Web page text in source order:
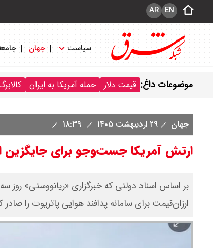
EN
AR
سیاست جهان
موضوعات داغ: قیمت دلار حمله آمریکا به ایران
جهان ۲۹ اردیبهشت ۱۴۰۵
ارتش آمریکا جست‌وجو برای جایگزین
بر اساس اسناد دولتی که خبرگزاری «ریانووستی»
ارزان‌قیمت برای سامانه پدافند هوایی پاتریوت را